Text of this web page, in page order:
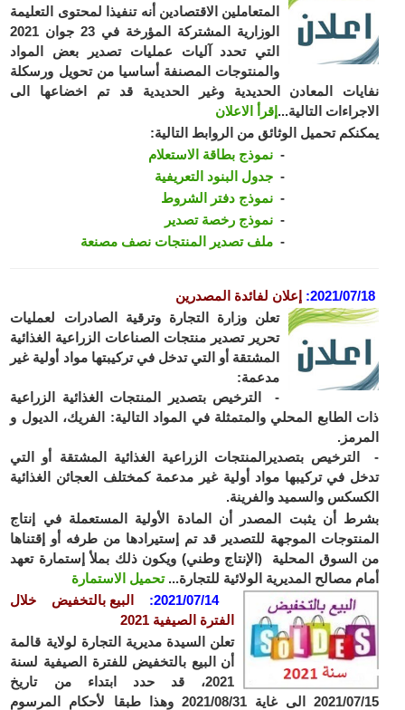
المتعاملين الاقتصادين أنه تنفيذا لمحتوى التعليمة
الوزارية المشتركة المؤرخة في 23 جوان 2021
التي تحدد آليات عمليات تصدير بعض المواد
والمنتوجات المصنفة أساسيا من تحويل ورسكلة
المعادن الحديدية وغير الحديدية قد تم اخضاعها الى
التالية... إقرأ الاعلان
تحميل الوثائق من الروابط التالية:
نموذج بطاقة الاستعلام
جدول البنود التعريفية
نموذج دفتر الشروط
نموذج رخصة تصدير
ملف تصدير المنتجات نصف مصنعة
2021/07/
: إعلان لفائدة المصدرين
تعلن وزارة التجارة وترقية الصادرات لعمليات
تحرير تصدير منتجات الصناعات الزراعية الغذائية
المشتقة أو التي تدخل في تركيبتها مواد أولية غير
مدعمة:
- الترخيص بتصدير المنتجات الغذائية الزراعية
الطابع المحلي والمتمثلة في المواد التالية: الفريك، الديول و
بتصديرالمنتجات الزراعية الغذائية المشتقة أو التي
في تركيبها مواد أولية غير مدعمة كمختلف العجائن الغذائية
والسميد والفرينة.
أن يثبت المصدر أن المادة الأولية المستعملة في إنتاج
الموجهة للتصدير قد تم إستيرادها من طرفه أو إقتناها
المحلية (الإنتاج وطني) ويكون ذلك بملأ إستمارة تعهد
مصالح المديرية الولائية للتجارة...تحميل الاستمارة
2021/07/14
:
البيع بالتخفيض خلال
الفترة الصيفية 2021
تعلن السيدة مديرية التجارة لولاية قالمة
أن البيع بالتخفيض للفترة الصيفية لسنة
2021، قد حدد ابتداء من تاريخ
2021/07/15 الى غاية 2021/08/31 وهذا طبقا لأحكام المرسوم